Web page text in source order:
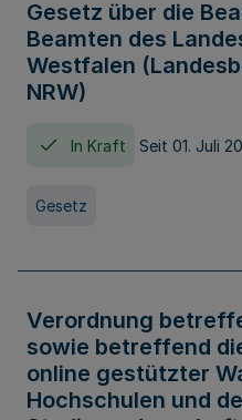
Gesetz über die
Beamten des
Westfalen
NRW)
In Kraft Seit 01. Juli
Gesetz
Verordnung
sowie betreffend
online gestützter
Hochschulen und